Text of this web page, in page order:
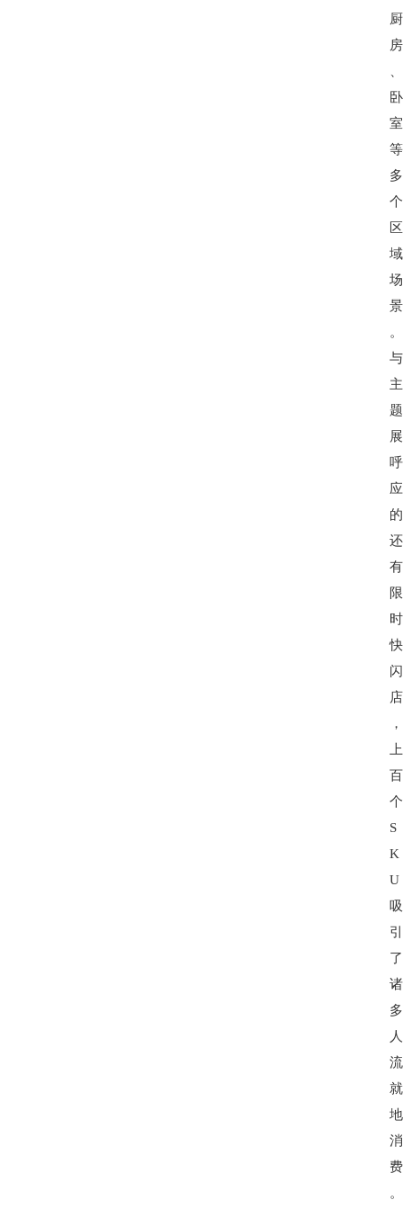
厨
房
卧
室
等
多
个
区
域
场
景
。
与
主
题
展
呼
应
的
还
有
限
时
快
闪
店
，
上
百
个
S
K
U
吸
引
了
诸
多
人
流
就
地
消
费
。